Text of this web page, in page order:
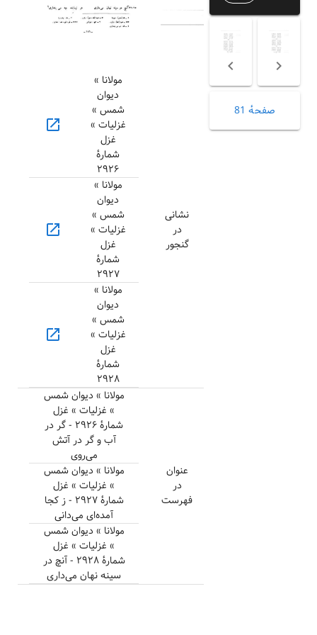
صفحهٔ 81
نشانی
در
گنجور
مولانا »
دیوان
شمس »
غزلیات »
غزل
شمارهٔ
۲۹۲۶
open_in_new
مولانا »
دیوان
شمس »
غزلیات »
غزل
شمارهٔ
۲۹۲۷
open_in_new
مولانا »
دیوان
شمس »
غزلیات »
غزل
شمارهٔ
۲۹۲۸
open_in_new
عنوان
در
فهرست
مولانا » دیوان شمس
» غزلیات » غزل
شمارهٔ ۲۹۲۶ - گر در
آب و گر در آتش
می‌روی
مولانا » دیوان شمس
» غزلیات » غزل
شمارهٔ ۲۹۲۷ - ز کجا
آمده‌ای می‌دانی
مولانا » دیوان شمس
» غزلیات » غزل
شمارهٔ ۲۹۲۸ - آنچ در
سینه نهان می‌داری